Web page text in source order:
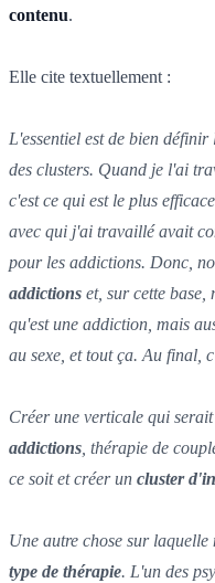
contenu.
Elle cite textuellement :
L'essentiel est de bien définir
des clusters. Quand je l'ai
c'est ce qui est le plus
avec qui j'ai travaillé avait
pour les addictions. Donc,
addictions et, sur cette base,
qu'est une addiction, mais
au sexe, et tout ça. Au final,
Créer une verticale qui
addictions , thérapie de
ce soit et créer un cluster
Une autre chose sur
type de thérapie. L'un des